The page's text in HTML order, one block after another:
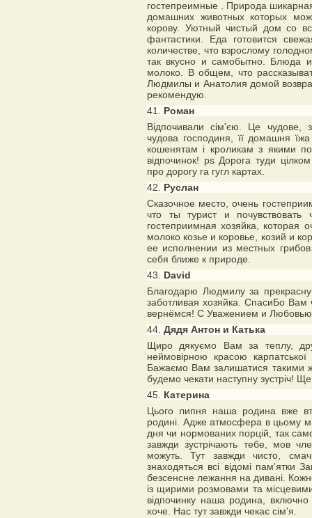
гостепреимные . Природа
домашних животных которых
корову. Уютный чистый дом со
фантастики. Еда готовится
количестве, что взрослому
так вкусно и самобытно. Блюда
молоко. В общем, что
Людмилы и Анатолия домой
рекомендую.
41. Роман
Відпочивали сім'єю. Це чудове,
чудова господиня, її домашня
кошенятам і кроликам з якими
відпочинок! ps Дорога туди цілком
про дорогу га гугл картах.
42. Руслан
Сказочное место, очень
что ты турист и
гостеприимная хозяйка, которая
молоко козье и коровье, козий и
ее исполнении из местных
себя ближе к природе.
43. David
Благодарю Людмилу за
заботливая хозяйка. СпасиБо
вернёмся! С Уважением и
44. Дядя Антон и Катька
Щиро дякуємо Вам за теплу,
неймовірною красою
Бажаємо Вам залишатися такими
будемо чекати наступну зустріч!
45. Катерина
Цього липня наша родина вже
родині. Адже атмосфера в цьому
дня чи нормованих порцій, так
завжди зустрічають тебе, мов
можуть. Тут завжди чисто,
знаходяться всі відомі пам'ятки
безсенсне лежання на дивані.
із щирими розмовами та
відпочинку наша родина,
хоче. Нас тут завжди чекає сім'я.